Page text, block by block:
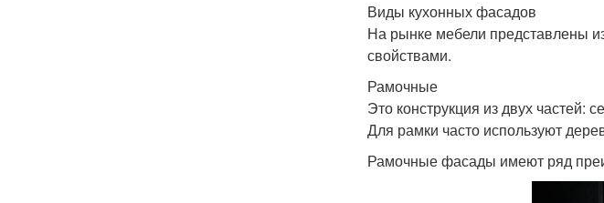
Виды кухонных фасадов
На рынке мебели представлены
свойствами.
Рамочные
Это конструкция из двух частей:
Для рамки часто используют
Рамочные фасады имеют ряд